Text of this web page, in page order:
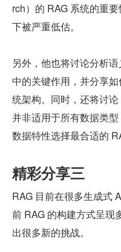
rch）的 RAG 系统的重
下被严重低估。
另外，他也将讨论分析
中的关键作用，并分享
统架构。同时，还将讨
并非适用于所有数据类
数据特性选择最合适的
精彩分享三
RAG 目前在很多生成式
前 RAG 的构建方式呈现
出很多新的挑战。